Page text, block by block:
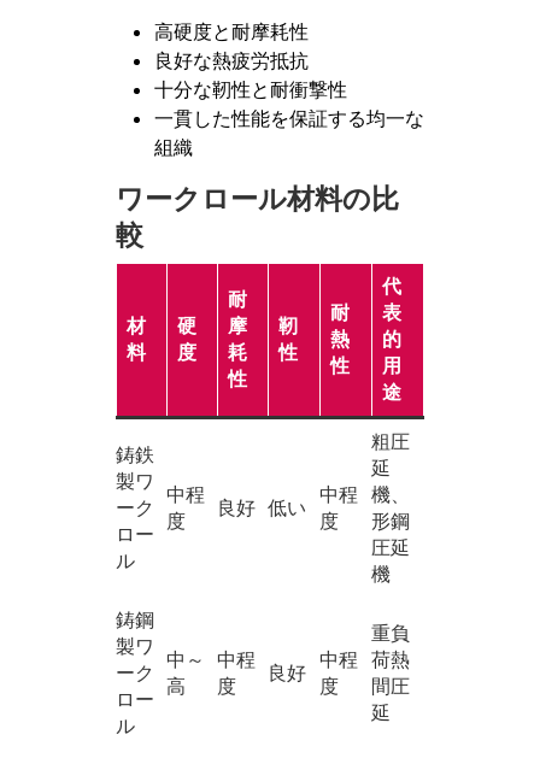
高硬度と耐摩耗性
良好な熱疲労抵抗
十分な靭性と耐衝撃性
一貫した性能を保証する均一な
組織
ワークロール材料の比
較
材
料
硬
度
耐
摩
耗
性
靭
性
耐
熱
性
代
表
的
用
途
鋳鉄
製ワ
ーク
ロー
ル
中程
度
良好 低い
中程
度
粗圧
延
機、
形鋼
圧延
機
鋳鋼
製ワ
ーク
ロー
ル
中～
高
中程
度
良好
中程
度
重負
荷熱
間圧
延